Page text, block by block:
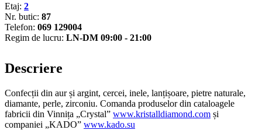
Etaj: 2
Nr. butic: 87
Telefon: 069 129004
Regim de lucru: LN-DM 09:00 - 21:00
Descriere
Confecții din aur și argint, cercei, inele, lanțișoare, pietre naturale,
diamante, perle, zirconiu. Comanda produselor din cataloagele
fabricii din Vinnița „Crystal” www.kristalldiamond.com și
companiei „KADO” www.kado.su